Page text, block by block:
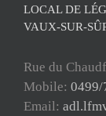
LOCAL DE
VAUX-SUR-
Rue du
Mobile: 0499/
Email: